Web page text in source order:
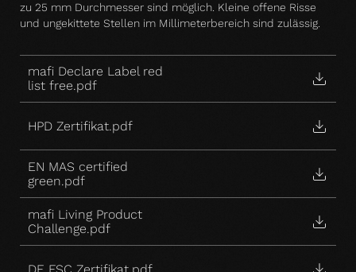
zu 25 mm Durchmesser sind möglich. Kleine offene Risse
und ungekittete Stellen im Millimeterbereich sind zulässig.
mafi Declare Label red
list free.pdf
HPD Zertifikat.pdf
EN MAS certified
green.pdf
mafi Living Product
Challenge.pdf